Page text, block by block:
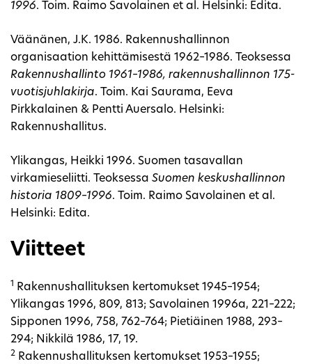
1996. Toim. Raimo Savolainen et al. Helsinki: Edita.
Väänänen, J.K. 1986. Rakennushallinnon
organisaation kehittämisestä 1962–1986. Teoksessa
Rakennushallinto 1961–1986, rakennushallinnon 175-
vuotisjuhlakirja. Toim. Kai Saurama, Eeva
Pirkkalainen & Pentti Auersalo. Helsinki:
Rakennushallitus.
Ylikangas, Heikki 1996. Suomen tasavallan
virkamieseliitti. Teoksessa Suomen keskushallinnon
historia 1809–1996. Toim. Raimo Savolainen et al.
Helsinki: Edita.
Viitteet
1
Rakennushallituksen kertomukset 1945–1954;
Ylikangas 1996, 809, 813; Savolainen 1996a, 221–222;
Sipponen 1996, 758, 762–764; Pietiäinen 1988, 293–
294; Nikkilä 1986, 17, 19.
2 Rakennushallituksen kertomukset 1953–1955;